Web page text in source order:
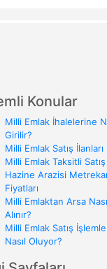
Konular
Milli Emlak İhalelerine
Girilir?
Milli Emlak Satış İlanları
Milli Emlak Taksitli Satış
Hazine Arazisi
Fiyatları
Milli Emlaktan Arsa
Alınır?
Milli Emlak Satış
Nasıl Oluyor?